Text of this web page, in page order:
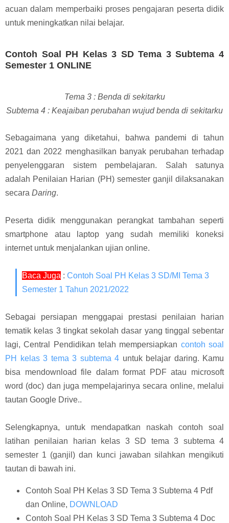
acuan dalam memperbaiki proses pengajaran peserta didik
untuk meningkatkan nilai belajar.
Contoh Soal PH Kelas 3 SD Tema 3 Subtema 4
Semester 1 ONLINE
Tema 3 : Benda di sekitarku
Subtema 4 : Keajaiban perubahan wujud benda di sekitarku
Sebagaimana yang diketahui, bahwa pandemi di tahun
2021 dan 2022 menghasilkan banyak perubahan terhadap
penyelenggaran sistem pembelajaran. Salah satunya
adalah Penilaian Harian (PH) semester ganjil dilaksanakan
secara Daring.
Peserta didik menggunakan perangkat tambahan seperti
smartphone atau laptop yang sudah memiliki koneksi
internet untuk menjalankan ujian online.
Baca Juga : Contoh Soal PH Kelas 3 SD/MI Tema 3
Semester 1 Tahun 2021/2022
Sebagai persiapan menggapai prestasi penilaian harian
tematik kelas 3 tingkat sekolah dasar yang tinggal sebentar
lagi, Central Pendidikan telah mempersiapkan contoh soal
PH kelas 3 tema 3 subtema 4 untuk belajar daring. Kamu
bisa mendownload file dalam format PDF atau microsoft
word (doc) dan juga mempelajarinya secara online, melalui
tautan Google Drive..
Selengkapnya, untuk mendapatkan naskah contoh soal
latihan penilaian harian kelas 3 SD tema 3 subtema 4
semester 1 (ganjil) dan kunci jawaban silahkan mengikuti
tautan di bawah ini.
Contoh Soal PH Kelas 3 SD Tema 3 Subtema 4 Pdf
dan Online, DOWNLOAD
Contoh Soal PH Kelas 3 SD Tema 3 Subtema 4 Doc